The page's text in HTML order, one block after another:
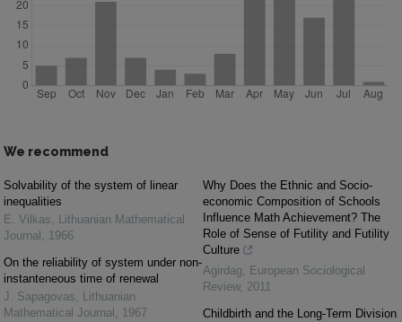
We recommend
Solvability of the system of linear
inequalities
E. Vilkas, Lithuanian Mathematical
Journal , 1966
On the reliability of system under non-
instanteneous time of renewal
J. Sapagovas, Lithuanian
Mathematical Journal , 1967
Why Does the Ethnic and Socio-
economic Composition of Schools
Influence Math Achievement? The
Role of Sense of Futility and Futility
Culture
Agirdag, European Sociological
Review, 2011
Childbirth and the Long-Term Division